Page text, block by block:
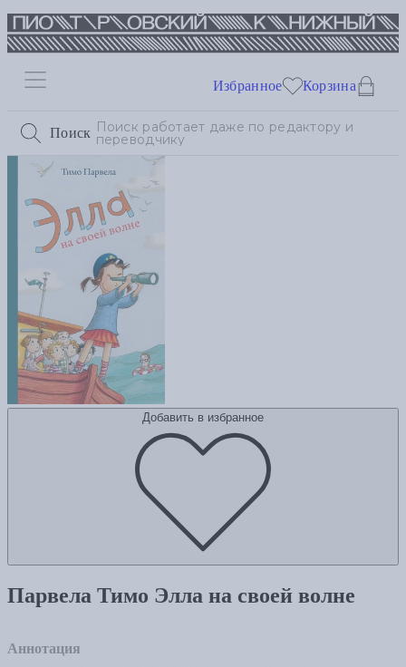
Поиск
Избранное Корзина
Добавить в избранное
Парвела Тимо Элла на своей волне
Аннотация